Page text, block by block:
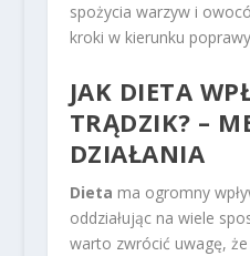
spożycia warzyw i
kroki w kierunku
JAK DIETA
TRĄDZIK? –
DZIAŁANIA
Dieta ma ogromny
oddziałując na wiele
warto zwrócić uwagę,